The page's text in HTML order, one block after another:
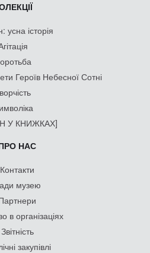
усна історія
Героїв Небесної Сотні
У КНИЖКАХ]
НАС
Контакти
музею
в організаціях
Звітність
закупівлі